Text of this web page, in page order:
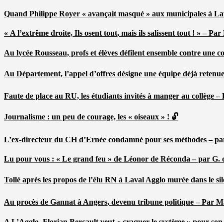
Quand Philippe Royer « avançait masqué » aux municipales à
« A l’extrême droite, Ils osent tout, mais ils salissent tout ! » –
Au lycée Rousseau, profs et élèves défilent ensemble contre une
Au Département, l’appel d’offres désigne une équipe déjà
Faute de place au RU, les étudiants invités à manger au collège
Journalisme : un peu de courage, les « oiseaux » ! 🔓
L’ex-directeur du CH d’Ernée condamné pour ses méthodes –
Lu pour vous : « Le grand feu » de Léonor de Réconda – par G.
Tollé après les propos de l’élu RN à Laval Agglo murée dans le
Au procès de Gannat à Angers, devenu tribune politique – Par